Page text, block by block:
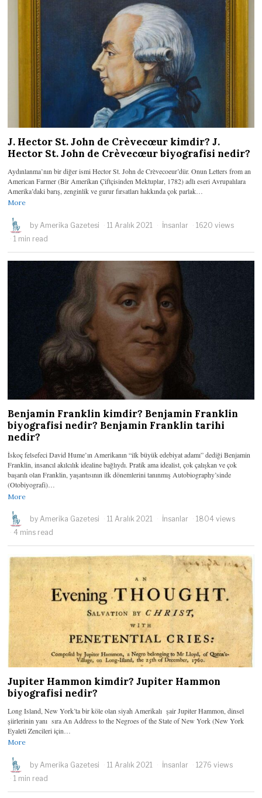
J. Hector St. John de Crèvecœur kimdir? J.
Hector St. John de Crèvecœur biyografisi nedir?
Aydınlanma’nın bir diğer ismi Hector St. John de Crèvecoeur’dür. Onun Letters from an
American Farmer (Bir Amerikan Çiftçisinden Mektuplar, 1782) adlı eseri Avrupalılara
Amerika’daki barış, zenginlik ve gurur fırsatları hakkında çok parlak…
More
byAmerika Gazetesi 11 Aralık 2021 İnsanlar
1620 views
1 min read
Benjamin Franklin kimdir? Benjamin Franklin
biyografisi nedir? Benjamin Franklin tarihi
nedir?
İskoç felsefeci David Hume’ın Amerikanın “ilk büyük edebiyat adamı” dediği Benjamin
Franklin, insancıl akılcılık idealine bağlıydı. Pratik ama idealist, çok çalışkan ve çok
başarılı olan Franklin, yaşantısının ilk dönemlerini tanınmış Autobiography’sinde
(Otobiyografi)…
More
byAmerika Gazetesi 11 Aralık 2021 İnsanlar
1804 views
4 mins read
Jupiter Hammon kimdir? Jupiter Hammon
biyografisi nedir?
Long Island, New York’ta bir köle olan siyah Amerikalı şair Jupiter Hammon, dinsel
şiirlerinin yanı sıra An Address to the Negroes of the State of New York (New York
Eyaleti Zencileri için…
More
byAmerika Gazetesi 11 Aralık 2021 İnsanlar
1276 views
1 min read